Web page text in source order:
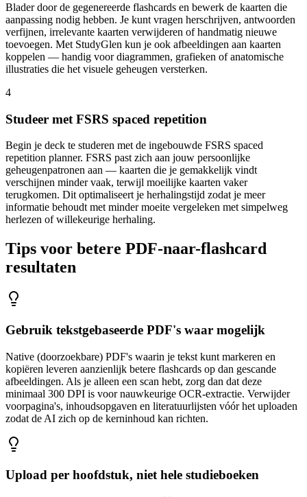
Blader door de gegenereerde flashcards en bewerk de kaarten die
aanpassing nodig hebben. Je kunt vragen herschrijven, antwoorden
verfijnen, irrelevante kaarten verwijderen of handmatig nieuwe
toevoegen. Met StudyGlen kun je ook afbeeldingen aan kaarten
koppelen — handig voor diagrammen, grafieken of anatomische
illustraties die het visuele geheugen versterken.
4
Studeer met FSRS spaced repetition
Begin je deck te studeren met de ingebouwde FSRS spaced
repetition planner. FSRS past zich aan jouw persoonlijke
geheugenpatronen aan — kaarten die je gemakkelijk vindt
verschijnen minder vaak, terwijl moeilijke kaarten vaker
terugkomen. Dit optimaliseert je herhalingstijd zodat je meer
informatie behoudt met minder moeite vergeleken met simpelweg
herlezen of willekeurige herhaling.
Tips voor betere PDF-naar-flashcard
resultaten
Gebruik tekstgebaseerde PDF's waar mogelijk
Native (doorzoekbare) PDF's waarin je tekst kunt markeren en
kopiëren leveren aanzienlijk betere flashcards op dan gescande
afbeeldingen. Als je alleen een scan hebt, zorg dan dat deze
minimaal 300 DPI is voor nauwkeurige OCR-extractie. Verwijder
voorpagina's, inhoudsopgaven en literatuurlijsten vóór het uploaden
zodat de AI zich op de kerninhoud kan richten.
Upload per hoofdstuk, niet hele studieboeken